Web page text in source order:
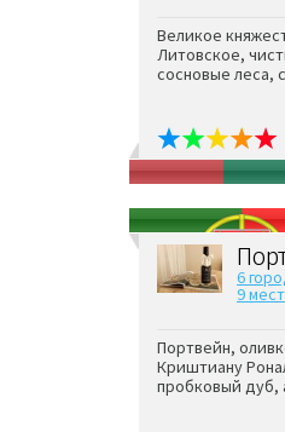
Великое
Литовское,
сосновые леса,
6
9 мест
Портвейн,
Криштиану
пробковый дуб,